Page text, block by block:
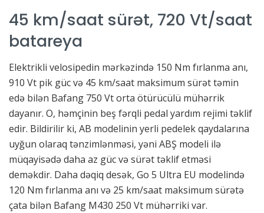
45 km/saat sürət, 720 Vt/saat
batareya
Elektrikli velosipedin mərkəzində 150 ​​Nm fırlanma anı,
910 Vt pik güc və 45 km/saat maksimum sürət təmin
edə bilən Bafang 750 Vt orta ötürücülü mühərrik
dayanır. O, həmçinin beş fərqli pedal yardım rejimi təklif
edir. Bildirilir ki, AB modelinin yerli pedelek qaydalarına
uyğun olaraq tənzimlənməsi, yəni ABŞ modeli ilə
müqayisədə daha az güc və sürət təklif etməsi
deməkdir. Daha dəqiq desək, Go 5 Ultra EU modelində
120 Nm fırlanma anı və 25 km/saat maksimum sürətə
çata bilən Bafang M430 250 Vt mühərriki var.